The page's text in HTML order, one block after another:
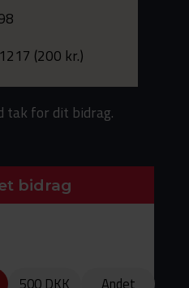
(200 kr.)
tak for dit bidrag.
bidrag